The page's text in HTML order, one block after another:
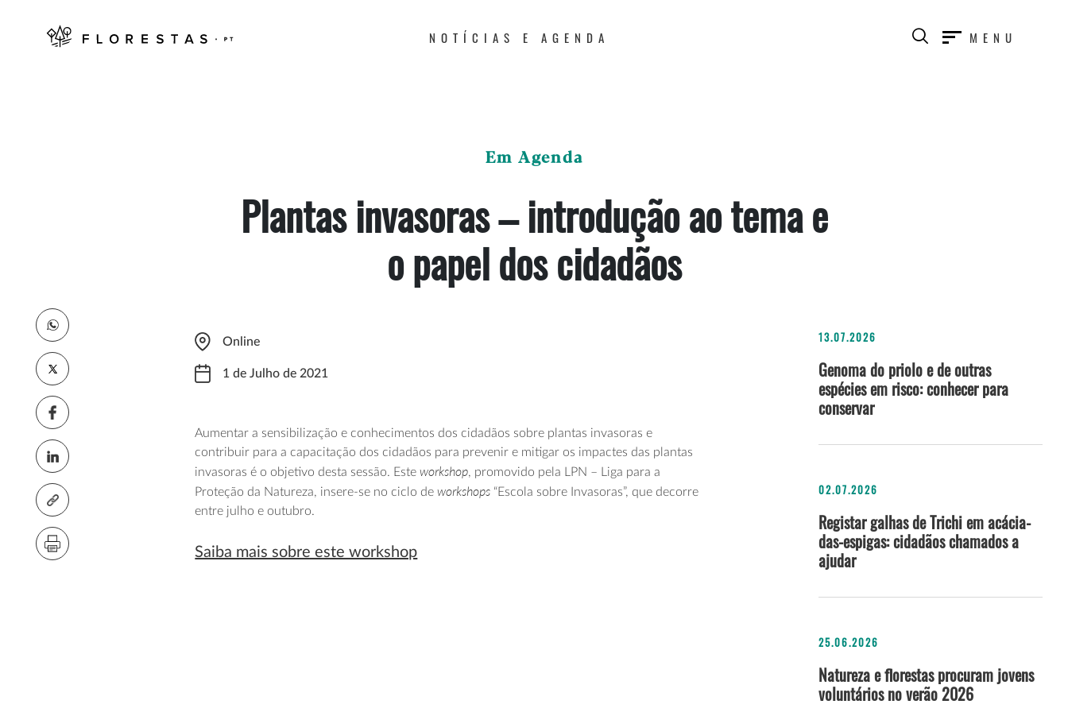
NOTÍCIAS E AGENDA MENU
Em Agenda
Plantas invasoras – introdução ao tema e
o papel dos cidadãos
Online
1 de Julho de 2021
Aumentar a sensibilização e conhecimentos dos cidadãos sobre plantas invasoras e
contribuir para a capacitação dos cidadãos para prevenir e mitigar os impactes das plantas
invasoras é o objetivo desta sessão. Esteworkshop, promovido pela LPN – Liga para a
Proteção da Natureza, insere-se no ciclo deworkshops “Escola sobre Invasoras”, que decorre
entre julho e outubro.
Saiba mais sobre este workshop
13.07.2026
Genoma do priolo e de outras
espécies em risco: conhecer para
conservar
02.07.2026
Registar galhas de Trichi em acácia-
das-espigas: cidadãos chamados a
ajudar
25.06.2026
Natureza e florestas procuram jovens
voluntários no verão 2026